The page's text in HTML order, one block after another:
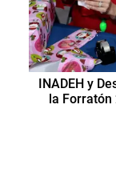
INADEH y
la Forratón